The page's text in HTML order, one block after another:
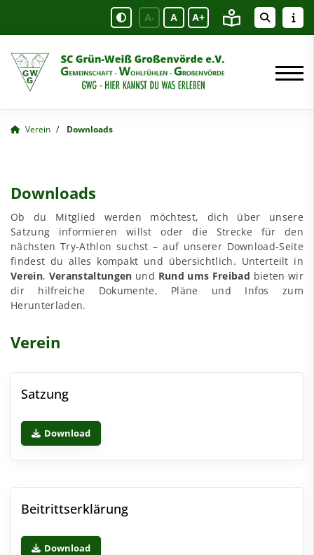
A- A A+
Verein Downloads
Downloads
Ob du Mitglied werden möchtest, dich über unsere
Satzung informieren willst oder die Strecke für den
nächsten Try-Athlon suchst – auf unserer Download-Seite
findest du alles kompakt und übersichtlich. Unterteilt in
Verein, Veranstaltungen und Rund ums Freibad bieten wir
dir hilfreiche Dokumente, Pläne und Infos zum
Herunterladen.
Verein
Satzung
Download
Beitrittserklärung
Download